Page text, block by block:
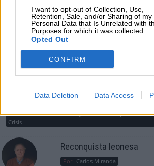
I want to opt-out of Collection, Use,
Retention, Sale, and/or Sharing of my
Personal Data that Is Unrelated with
Purposes for which it was collected.
Opted Out
CONFIRM
Data Deletion Data Access
Suelta y confía
María Comesaña
Votantes y votados
Por Juan Manuel Beltrán
Orden Autoritario en Construcción
Por Álvaro Frutos Rosado y Gabinete Geopolítica de
Crisis
Reconquista leonesa
Por Carlos Miranda